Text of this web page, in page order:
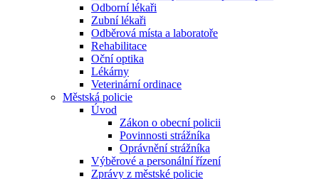
Odborní lékaři
Zubní lékaři
Odběrová místa a laboratoře
Rehabilitace
Oční optika
Lékárny
Veterinární ordinace
Městská policie
Úvod
Zákon o obecní policii
Povinnosti strážníka
Oprávnění strážníka
Výběrové a personální řízení
Zprávy z městské policie